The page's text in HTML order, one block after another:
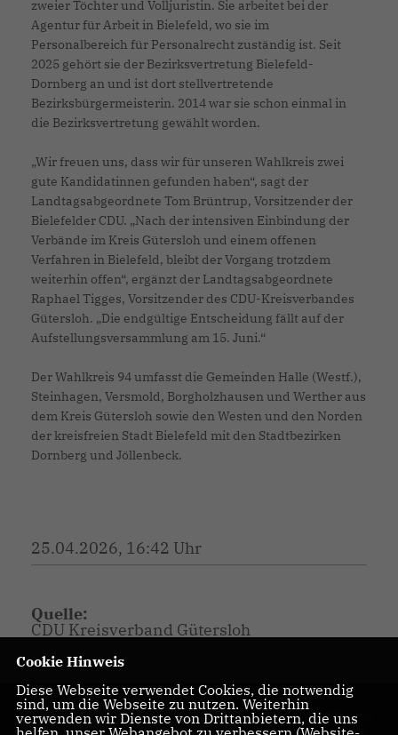
zweier Töchter und Volljuristin. Sie arbeitet bei der
Agentur für Arbeit in Bielefeld, wo sie im
Personalbereich für Personalrecht zuständig ist. Seit
2025 gehört sie der Bezirksvertretung Bielefeld-
Dornberg an und ist dort stellvertretende
Bezirksbürgermeisterin. 2014 war sie schon einmal in
die Bezirksvertretung gewählt worden.
Wir freuen uns, dass wir für unseren Wahlkreis zwei
gute Kandidatinnen gefunden haben“, sagt der
Landtagsabgeordnete Tom Brüntrup, Vorsitzender der
Bielefelder CDU. „Nach der intensiven Einbindung der
Verbände im Kreis Gütersloh und einem offenen
Verfahren in Bielefeld, bleibt der Vorgang trotzdem
weiterhin offen“, ergänzt der Landtagsabgeordnete
Raphael Tigges, Vorsitzender des CDU-Kreisverbandes
Gütersloh. „Die endgültige Entscheidung fällt auf der
Aufstellungsversammlung am 15. Juni.“
Der Wahlkreis 94 umfasst die Gemeinden Halle (Westf.),
Steinhagen, Versmold, Borgholzhausen und Werther aus
dem Kreis Gütersloh sowie den Westen und den Norden
der kreisfreien Stadt Bielefeld mit den Stadtbezirken
Dornberg und Jöllenbeck.
25.04.2026, 16:42 Uhr
Quelle:
CDU Kreisverband Gütersloh
Diese ist die offizielle
Cookie Hinweis
Diese Webseite verwendet Cookies, die notwendig
sind, um die Webseite zu nutzen. Weiterhin
verwenden wir Dienste von Drittanbietern, die uns